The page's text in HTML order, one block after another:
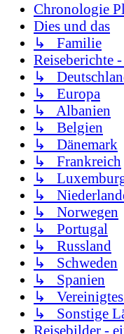
Chronologie
Dies und das
↳ Familie
Reiseberichte
↳
↳ Europa
↳ Albanien
↳ Belgien
↳ Dänemark
↳ Frankreich
↳
↳
↳ Norwegen
↳ Portugal
↳ Russland
↳ Schweden
↳ Spanien
↳
↳ Sonstige
Reisebilder -